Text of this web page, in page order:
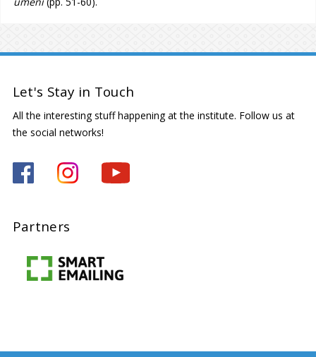
Let's Stay in Touch
All the interesting stuff happening at the institute. Follow us at
the social networks!
Partners